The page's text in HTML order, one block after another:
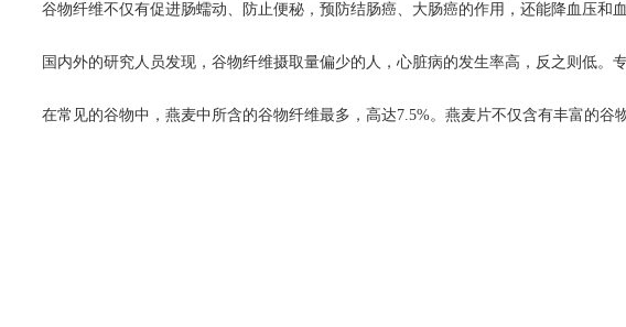
谷物纤维不仅有促进肠蠕动、防止便秘，预防结肠癌、大肠癌的作用，还能降血压和
国内外的研究人员发现，谷物纤维摄取量偏少的人，心脏病的发生率高，反之则低。
在常见的谷物中，燕麦中所含的谷物纤维最多，高达7.5%。燕麦片不仅含有丰富的谷